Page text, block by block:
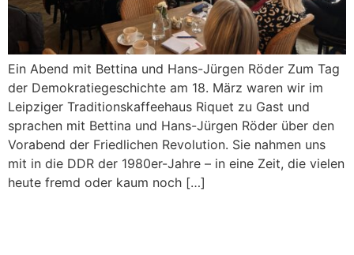
Ein Abend mit Bettina und Hans-Jürgen Röder Zum Tag
der Demokratiegeschichte am 18. März waren wir im
Leipziger Traditionskaffeehaus Riquet zu Gast und
sprachen mit Bettina und Hans-Jürgen Röder über den
Vorabend der Friedlichen Revolution. Sie nahmen uns
mit in die DDR der 1980er-Jahre – in eine Zeit, die vielen
heute fremd oder kaum noch […]